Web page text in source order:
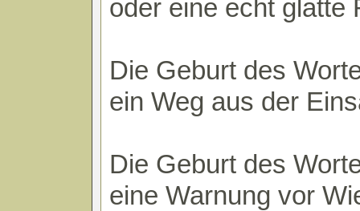
oder eine echt glatte
Die Geburt des
ein Weg aus der
Die Geburt des
eine Warnung vor